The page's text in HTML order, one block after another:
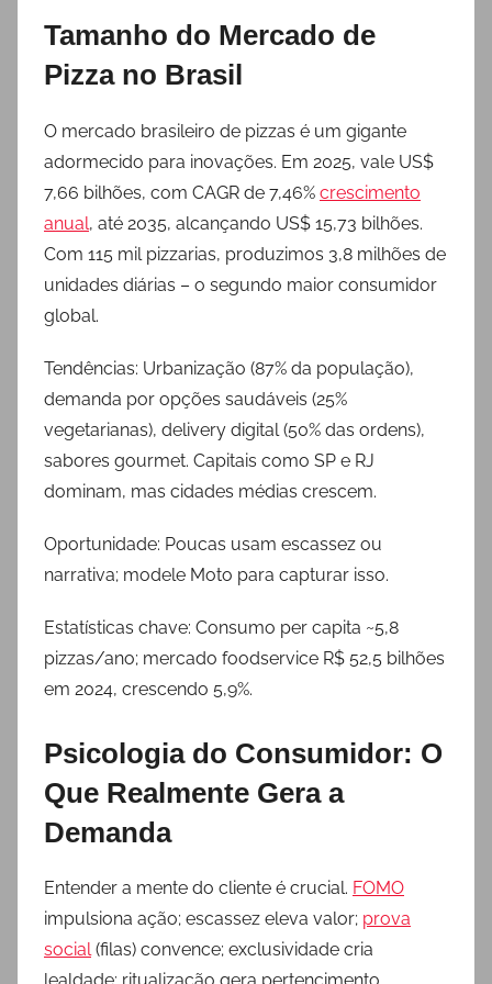
Tamanho do Mercado de
Pizza no Brasil
O mercado brasileiro de pizzas é um gigante
adormecido para inovações. Em 2025, vale US$
7,66 bilhões, com CAGR de 7,46% crescimento
anual, até 2035, alcançando US$ 15,73 bilhões.
Com 115 mil pizzarias, produzimos 3,8 milhões de
unidades diárias – o segundo maior consumidor
global.
Tendências: Urbanização (87% da população),
demanda por opções saudáveis (25%
vegetarianas), delivery digital (50% das ordens),
sabores gourmet. Capitais como SP e RJ
dominam, mas cidades médias crescem.
Oportunidade: Poucas usam escassez ou
narrativa; modele Moto para capturar isso.
Estatísticas chave: Consumo per capita ~5,8
pizzas/ano; mercado foodservice R$ 52,5 bilhões
em 2024, crescendo 5,9%.
Psicologia do Consumidor: O
Que Realmente Gera a
Demanda
Entender a mente do cliente é crucial. FOMO
impulsiona ação; escassez eleva valor; prova
social(filas) convence; exclusividade cria